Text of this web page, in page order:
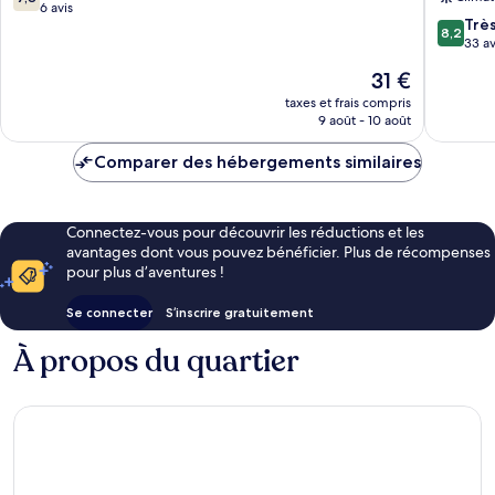
Chiang
sur 6 avis
Le
nouveau
prix
de
31 €
taxes et frais compris
9 août - 10 août
8.2
sur
8,2
33
Comparer des hébergements similaires
Connectez-vous pour découvrir les réductions et les
avantages dont vous pouvez bénéficier. Plus de récompenses
pour plus d’aventures !
Se connecter S’inscrire gratuitement
À propos du quartier